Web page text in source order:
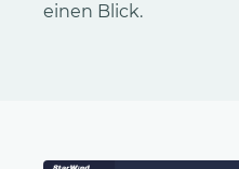
einen Blick.